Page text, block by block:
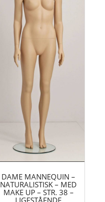
DAME MANNEQUIN –
NATURALISTISK – MED
MAKE UP – STR. 38 –